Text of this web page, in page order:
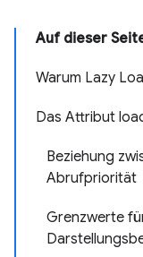
Auf dieser
Warum Lazy
Das Attribut
Beziehung
Abrufpriorität
Grenzwerte